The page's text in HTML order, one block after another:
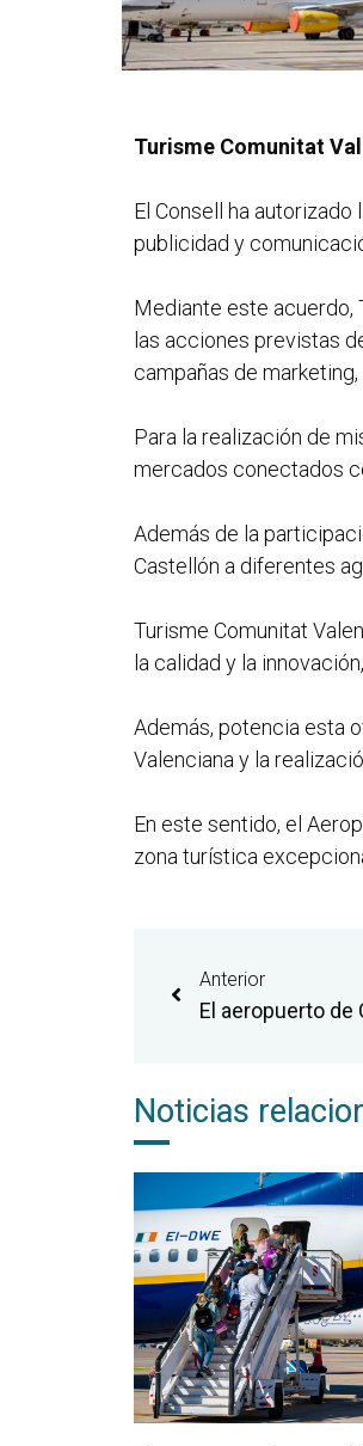
Turisme Comunitat
El Consell ha
publicidad y
Mediante este acuerdo,
las acciones previstas
campañas de
Para la realización de
mercados conectados
Además de la
Castellón a diferentes
Turisme Comunitat
la calidad y la
Además, potencia esta
Valenciana y la
En este sentido, el
zona turística
Anterior
Noticias